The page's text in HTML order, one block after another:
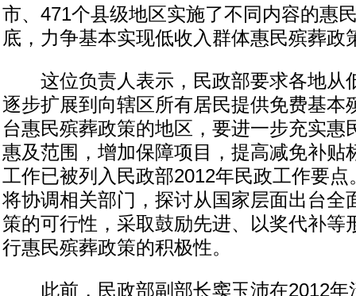
市、471个县级地区实施了不同内容的惠
底，力争基本实现低收入群体惠民殡葬政
这位负责人表示，民政部要求各地从
逐步扩展到向辖区所有居民提供免费基本
台惠民殡葬政策的地区，要进一步充实惠
惠及范围，增加保障项目，提高减免补贴
工作已被列入民政部2012年民政工作要
将协调相关部门，探讨从国家层面出台全
策的可行性，采取鼓励先进、以奖代补等
行惠民殡葬政策的积极性。
此前，民政部副部长窦玉沛在2012年